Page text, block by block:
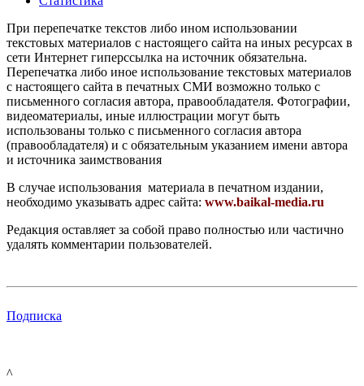
При перепечатке текстов либо ином использовании
текстовых материалов с настоящего сайта на иных ресурсах в
сети Интернет гиперссылка на источник обязательна.
Перепечатка либо иное использование текстовых материалов
с настоящего сайта в печатных СМИ возможно только с
письменного согласия автора, правообладателя. Фотографии,
видеоматериалы, иные иллюстрации могут быть
использованы только с письменного согласия автора
(правообладателя) и с обязательным указанием имени автора
и источника заимствования
В случае использования материала в печатном издании,
необходимо указывать адрес сайта: www.baikal-media.ru
Редакция оставляет за собой право полностью или частично
удалять комментарии пользователей.
Подписка
^